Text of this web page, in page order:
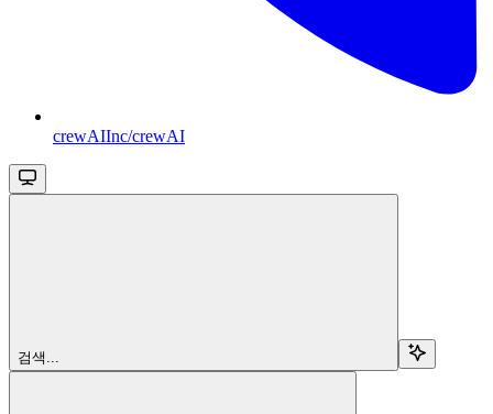
crewAIInc/crewAI
검색...